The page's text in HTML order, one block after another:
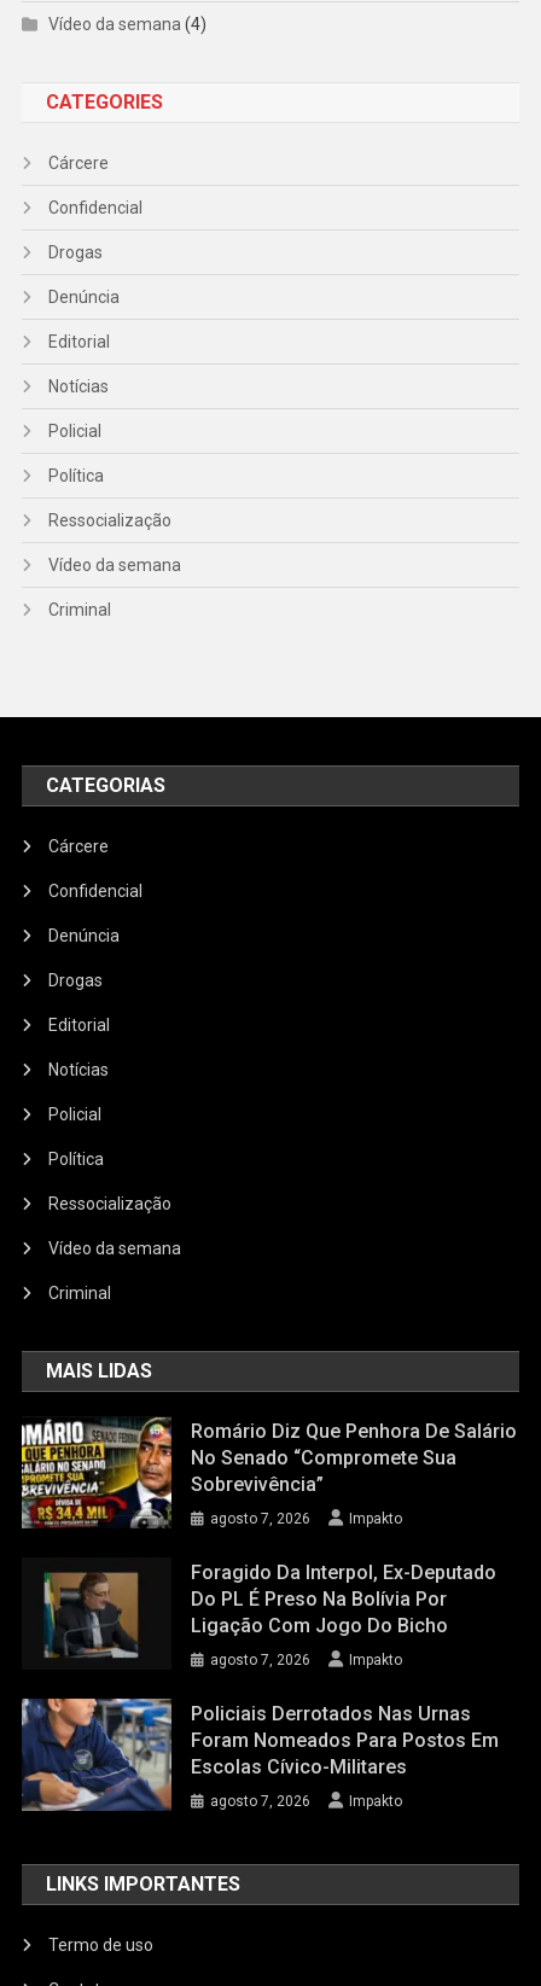
Vídeo da semana (4)
CATEGORIES
Cárcere
Confidencial
Drogas
Denúncia
Editorial
Notícias
Policial
Política
Ressocialização
Vídeo da semana
Criminal
CATEGORIAS
Cárcere
Confidencial
Denúncia
Drogas
Editorial
Notícias
Policial
Política
Ressocialização
Vídeo da semana
Criminal
MAIS LIDAS
Romário Diz Que Penhora De Salário
No Senado “compromete Sua
Sobrevivência”
agosto 7, 2026 Impakto
Foragido Da Interpol, Ex-Deputado
Do PL É Preso Na Bolívia Por
Ligação Com Jogo Do Bicho
agosto 7, 2026 Impakto
Policiais Derrotados Nas Urnas
Foram Nomeados Para Postos Em
Escolas Cívico-Militares
agosto 7, 2026 Impakto
LINKS IMPORTANTES
Termo de uso